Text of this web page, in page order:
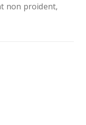
non proident,